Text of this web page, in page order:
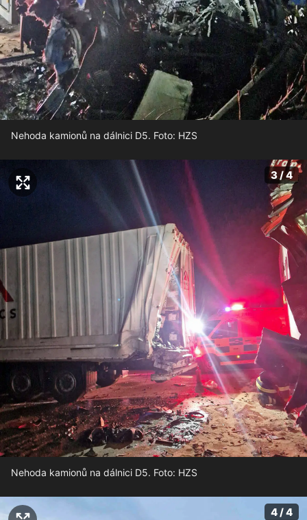
Nehoda kamionů na dálnici D5. Foto: HZS
3 / 4
Nehoda kamionů na dálnici D5. Foto: HZS
4 / 4